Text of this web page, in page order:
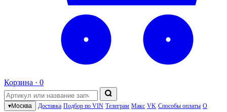
Корзина · 0
▾Москва Доставка Подбор по VIN Телеграм Макс VK Способы оплаты О